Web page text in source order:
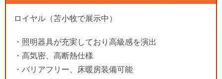
ロイヤル（苫小牧で展示中）
・照明器具が充実しており高級感を演出
・高気密、高断熱仕様
・バリアフリー、床暖房装備可能